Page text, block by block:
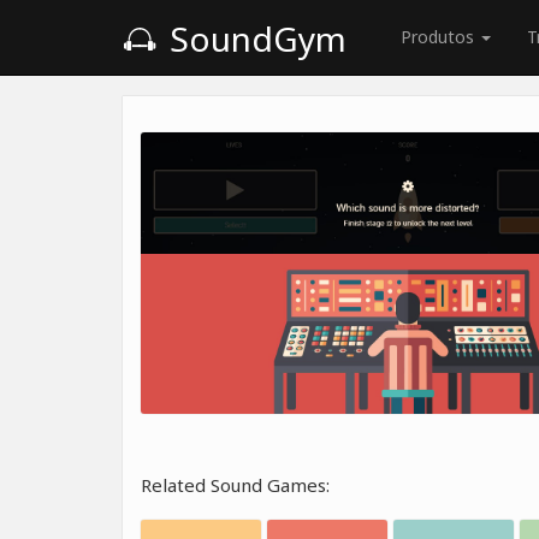
SoundGym Produtos
Related Sound Games: